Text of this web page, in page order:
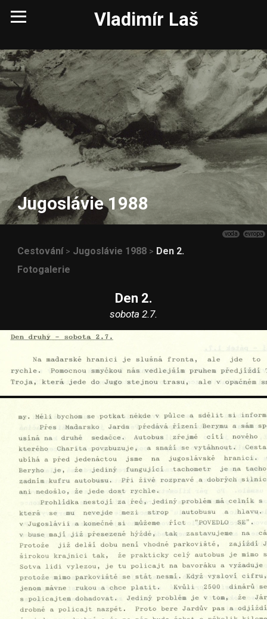
Vladimír Laš
Jugoslávie 1988
voda evropa
Cestování> Jugoslávie 1988 > Den 2.
Fotogalerie
Den 2.
sobota 2.7.